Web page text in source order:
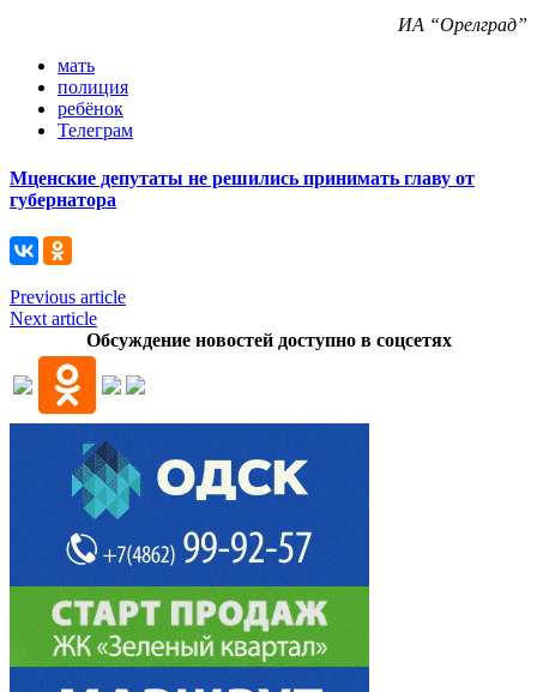
ИА “Орелград”
мать
полиция
ребёнок
Телеграм
Мценские депутаты не решились принимать главу от
губернатора
Previous article
Next article
Обсуждение новостей доступно в соцсетях